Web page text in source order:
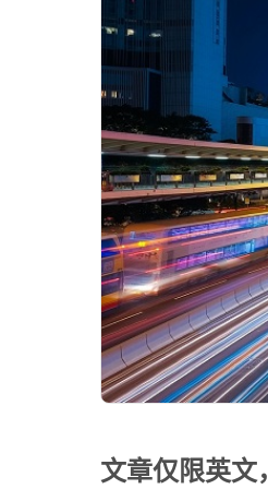
文章仅限英文